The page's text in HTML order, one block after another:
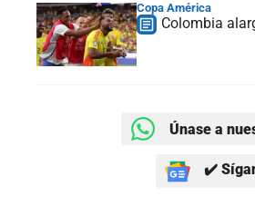
Copa América
Colombia
Únase a
✔️